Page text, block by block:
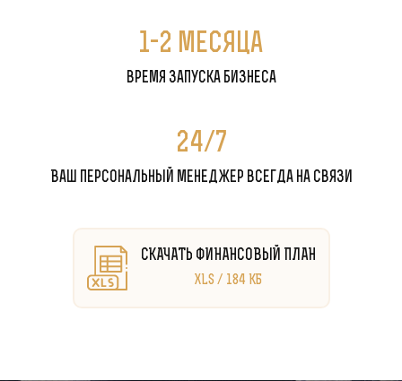
1-2 месяца
время запуска бизнеса
24/7
Ваш персональный менеджер всегда на связи
СКАЧАТЬ ФИНАНСОВЫЙ ПЛАН
XLS / 184 КБ